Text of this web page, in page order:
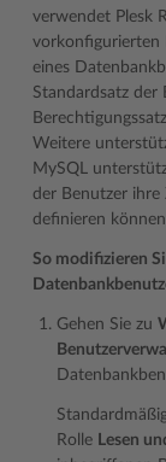
verwendet Plesk
vorkonfigurierten
eines
Standardsatz der
Weitere
MySQL
der Benutzer ihre
definieren
So modifizieren
Gehen Sie zu
Rolle Lesen